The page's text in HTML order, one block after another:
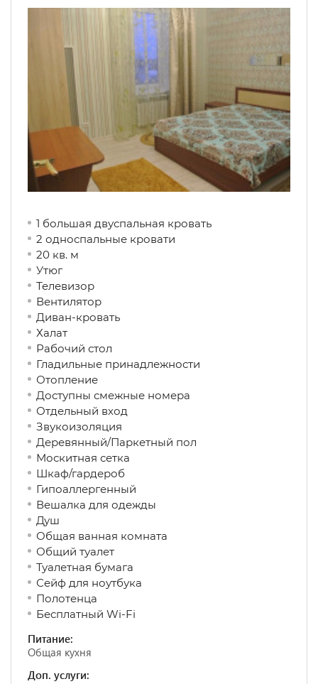
1 большая двуспальная кровать
2 односпальные кровати
20 кв. м
Утюг
Телевизор
Вентилятор
Диван-кровать
Халат
Рабочий стол
Гладильные принадлежности
Отопление
Доступны смежные номера
Отдельный вход
Звукоизоляция
Деревянный/Паркетный пол
Москитная сетка
Шкаф/гардероб
Гипоаллергенный
Вешалка для одежды
Душ
Общая ванная комната
Общий туалет
Туалетная бумага
Сейф для ноутбука
Полотенца
Бесплатный Wi-Fi
Питание:
Общая кухня
Доп. услуги: